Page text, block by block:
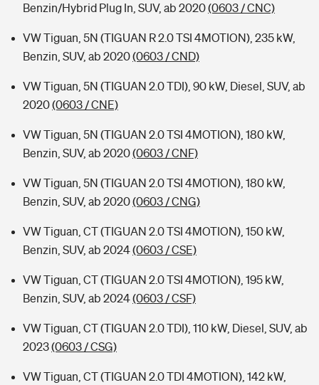
Benzin/Hybrid Plug In, SUV, ab 2020(0603 / CNC)
VW Tiguan, 5N (TIGUAN R 2.0 TSI 4MOTION), 235 kW,
Benzin, SUV, ab 2020(0603 / CND)
VW Tiguan, 5N (TIGUAN 2.0 TDI), 90 kW, Diesel, SUV, ab
2020(0603 / CNE)
VW Tiguan, 5N (TIGUAN 2.0 TSI 4MOTION), 180 kW,
Benzin, SUV, ab 2020(0603 / CNF)
VW Tiguan, 5N (TIGUAN 2.0 TSI 4MOTION), 180 kW,
Benzin, SUV, ab 2020(0603 / CNG)
VW Tiguan, CT (TIGUAN 2.0 TSI 4MOTION), 150 kW,
Benzin, SUV, ab 2024(0603 / CSE)
VW Tiguan, CT (TIGUAN 2.0 TSI 4MOTION), 195 kW,
Benzin, SUV, ab 2024(0603 / CSF)
VW Tiguan, CT (TIGUAN 2.0 TDI), 110 kW, Diesel, SUV, ab
2023(0603 / CSG)
VW Tiguan, CT (TIGUAN 2.0 TDI 4MOTION), 142 kW,